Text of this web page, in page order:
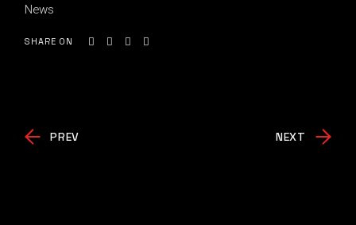
News
SHARE ON
PREV NEXT